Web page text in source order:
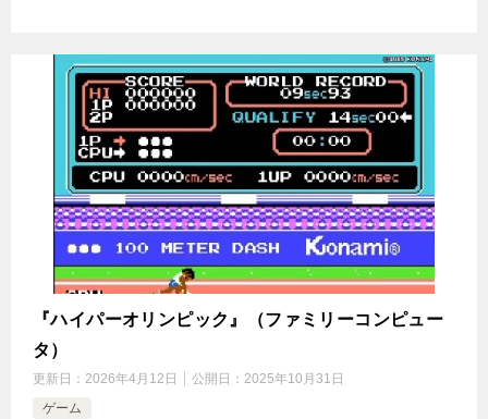
『ハイパーオリンピック』（ファミリーコンピュー
タ）
更新日： 2026年4月12日 公開日： 2025年10月31日
ゲーム